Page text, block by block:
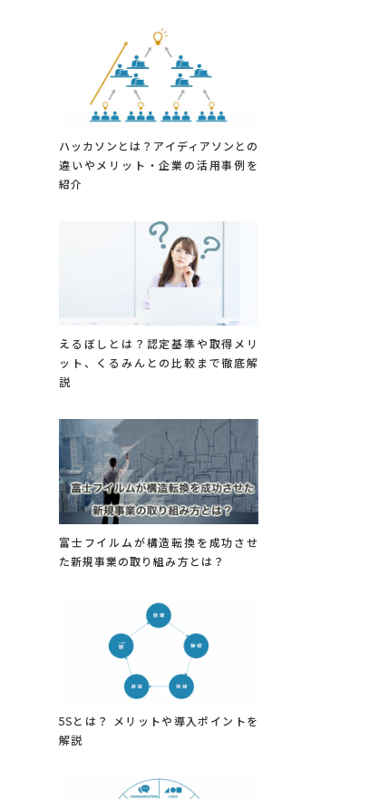
ハッカソンとは？アイディアソンとの
違いやメリット・企業の活用事例を
紹介
えるぼしとは？認定基準や取得メリ
ット、くるみんとの比較まで徹底解
説
富士フイルムが構造転換を成功させ
た新規事業の取り組み方とは？
5Sとは？ メリットや導入ポイントを
解説